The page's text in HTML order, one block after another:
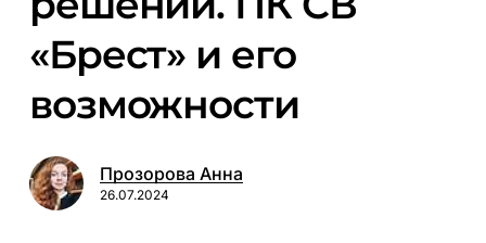
«Брест» и его
возможности
Прозорова Анна
26.07.2024